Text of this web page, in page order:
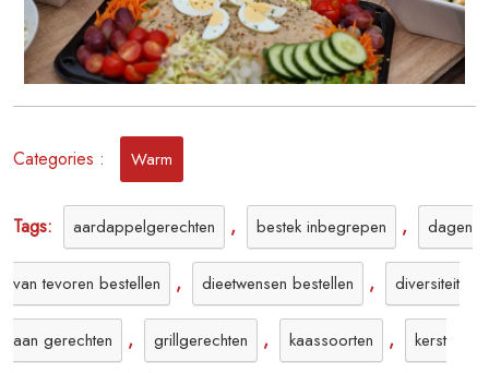
Categories : Warm
Tags: aardappelgerechten , bestek inbegrepen , dagen
van tevoren bestellen , dieetwensen bestellen , diversiteit
aan gerechten , grillgerechten , kaassoorten , kerst